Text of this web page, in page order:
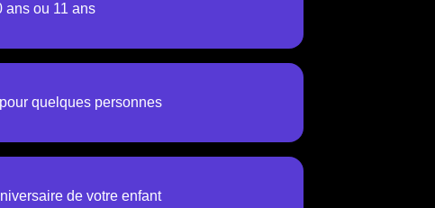
ans ou 11 ans
quelques personnes
de votre enfant